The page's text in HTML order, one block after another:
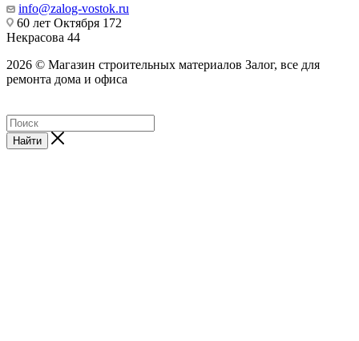
info@zalog-vostok.ru
60 лет Октября 172
Некрасова 44
2026 © Магазин строительных материалов Залог, все для
ремонта дома и офиса
Найти